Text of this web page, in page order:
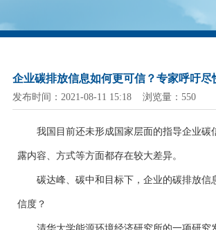
企业碳排放信息如何更可信？专家呼吁尽
发布时间：2021-08-11 15:18 浏览量：550
我国目前还未形成国家层面的指导企业
露内容、方式等方面都存在较大差异。
碳达峰、碳中和目标下，企业的碳排放
信度？